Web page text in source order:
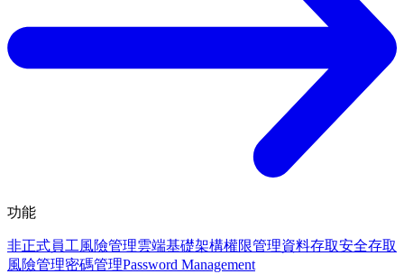
功能
非正式員工風險管理雲端基礎架構權限管理資料存取安全存取
風險管理密碼管理Password Management